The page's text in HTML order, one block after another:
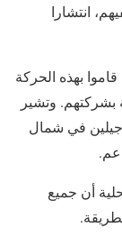
انتشارا
بهذه الحركة
بشركتهم. وتشير
جيلين في شمال
أن جميع